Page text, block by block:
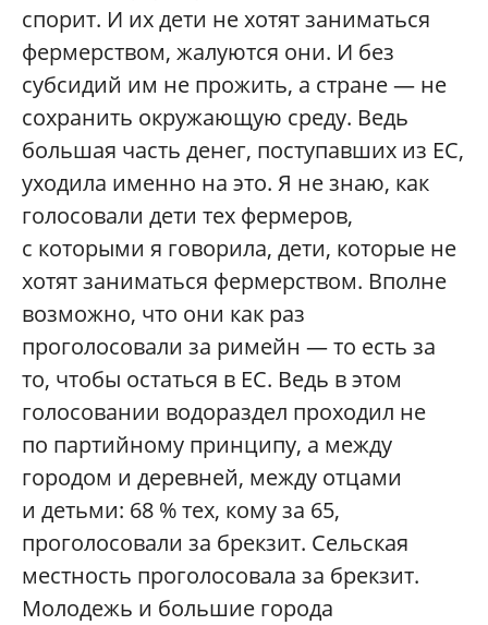
спорит. И их дети не хотят заниматься
фермерством, жалуются они. И без
субсидий им не прожить, а стране — не
сохранить окружающую среду. Ведь
большая часть денег, поступавших из ЕС,
уходила именно на это. Я не знаю, как
голосовали дети тех фермеров,
с которыми я говорила, дети, которые не
хотят заниматься фермерством. Вполне
возможно, что они как раз
проголосовали за римейн — то есть за
то, чтобы остаться в ЕС. Ведь в этом
голосовании водораздел проходил не
по партийному принципу, а между
городом и деревней, между отцами
и детьми: 68 % тех, кому за 65,
проголосовали за брекзит. Сельская
местность проголосовала за брекзит.
Молодежь и большие города